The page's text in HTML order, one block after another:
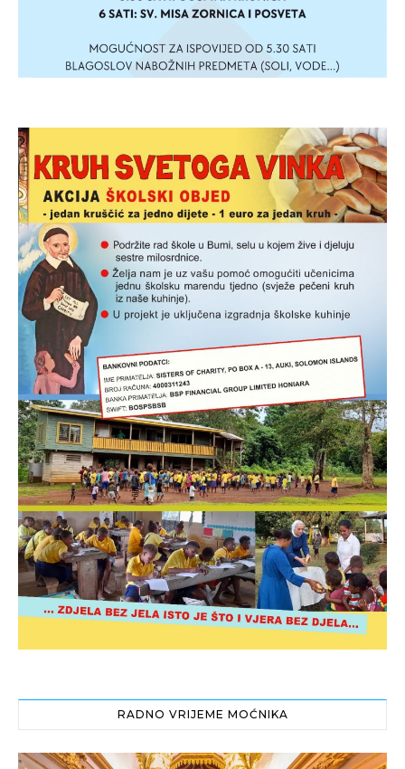
RADNO VRIJEME MOĆNIKA